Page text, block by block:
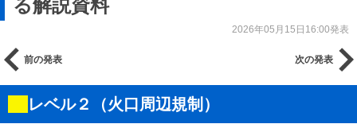
る解説資料
2026年05月15日16:00発表
前の発表 次の発表
レベル２（火口周辺規制）